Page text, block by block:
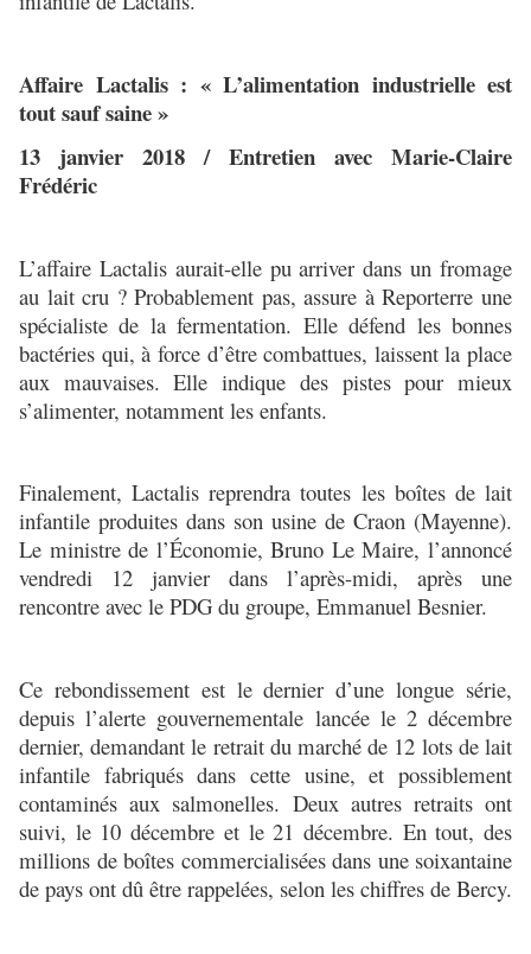
Affaire Lactalis : « L’alimentation industrielle est
tout sauf saine »
13 janvier 2018 / Entretien avec Marie-Claire
Frédéric
L’affaire Lactalis aurait-elle pu arriver dans un fromage
au lait cru ? Probablement pas, assure à Reporterre une
spécialiste de la fermentation. Elle défend les bonnes
bactéries qui, à force d’être combattues, laissent la place
aux mauvaises. Elle indique des pistes pour mieux
s’alimenter, notamment les enfants.
Finalement, Lactalis reprendra toutes les boîtes de lait
infantile produites dans son usine de Craon (Mayenne).
Le ministre de l’Économie, Bruno Le Maire, l’annoncé
vendredi 12 janvier dans l’après-midi, après une
rencontre avec le PDG du groupe, Emmanuel Besnier.
Ce rebondissement est le dernier d’une longue série,
depuis l’alerte gouvernementale lancée le 2 décembre
dernier, demandant le retrait du marché de 12 lots de lait
infantile fabriqués dans cette usine, et possiblement
contaminés aux salmonelles. Deux autres retraits ont
suivi, le 10 décembre et le 21 décembre. En tout, des
millions de boîtes commercialisées dans une soixantaine
de pays ont dû être rappelées, selon les chiffres de Bercy.